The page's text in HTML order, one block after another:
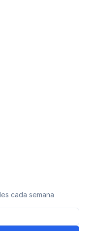
cada semana